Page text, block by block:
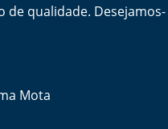
de qualidade. Desejamos-
Mota